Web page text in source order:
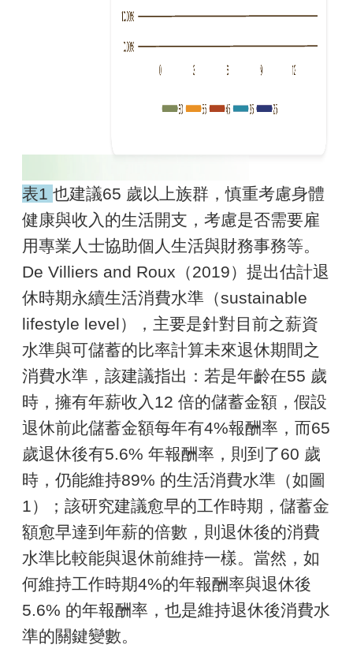
表1 也建議65 歲以上族群，慎重考慮身體
健康與收入的生活開支，考慮是否需要雇
用專業人士協助個人生活與財務事務等。
De Villiers and Roux（2019）提出估計退
休時期永續生活消費水準（sustainable
lifestyle level），主要是針對目前之薪資
水準與可儲蓄的比率計算未來退休期間之
消費水準，該建議指出：若是年齡在55 歲
時，擁有年薪收入12 倍的儲蓄金額，假設
退休前此儲蓄金額每年有4%報酬率，而65
歲退休後有5.6% 年報酬率，則到了60 歲
時，仍能維持89% 的生活消費水準（如圖
1）；該研究建議愈早的工作時期，儲蓄金
額愈早達到年薪的倍數，則退休後的消費
水準比較能與退休前維持一樣。當然，如
何維持工作時期4%的年報酬率與退休後
5.6% 的年報酬率，也是維持退休後消費水
準的關鍵變數。